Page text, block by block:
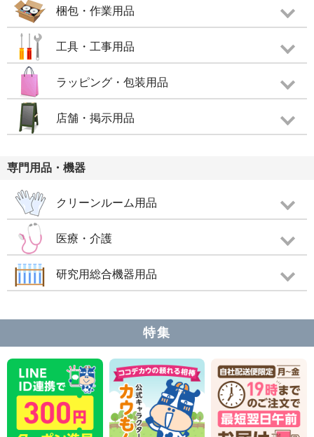
梱包・作業用品
工具・工事用品
ラッピング・包装用品
店舗・掲示用品
専門用品・機器
クリーンルーム用品
医療・介護
研究用総合機器用品
特集